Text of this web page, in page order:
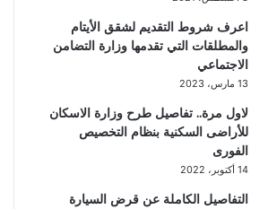
اعرف شروط التقديم لشقق الأيتام
والمطلقات التي تقدمها وزارة التضامن
الاجتماعي
13 مارس، 2023
لاول مرة.. تفاصيل طرح وزارة الاسكان
للأراضى السكنية بنظام التخصيص
الفورى
14 أكتوبر، 2022
التفاصيل الكاملة عن قرض السيارة